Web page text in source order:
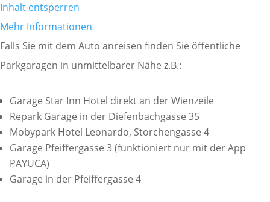
Inhalt entsperren
Mehr Informationen
Falls Sie mit dem Auto anreisen finden Sie öffentliche
Parkgaragen in unmittelbarer Nähe z.B.:
Garage Star Inn Hotel direkt an der Wienzeile
Repark Garage in der Diefenbachgasse 35
Mobypark Hotel Leonardo, Storchengasse 4
Garage Pfeiffergasse 3 (funktioniert nur mit der App
PAYUCA)
Garage in der Pfeiffergasse 4